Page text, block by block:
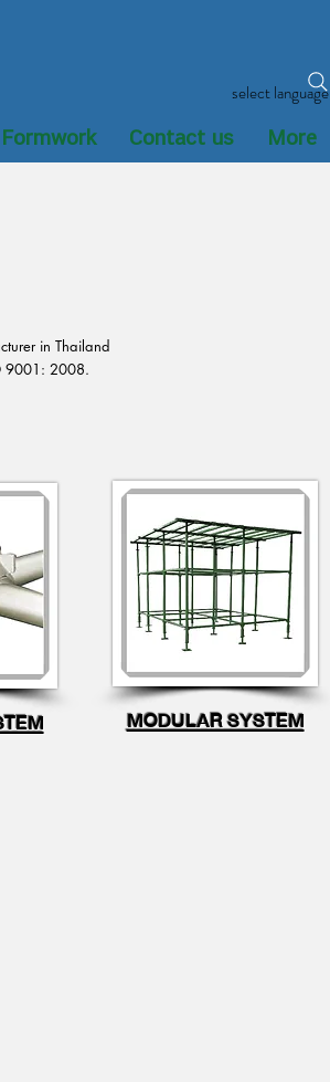
select language
Contact us More
in Thailand
9001: 2008.
MODULAR SYSTEM